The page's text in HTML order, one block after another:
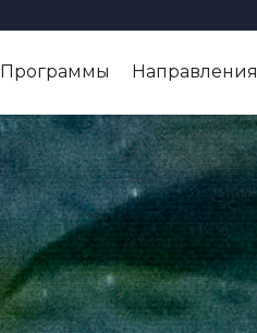
Программы Направления